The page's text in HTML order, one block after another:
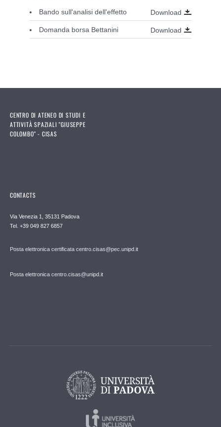
Bando sull'analisi dell'effetto Download
Domanda borsa Bettanini Download
CENTRO DI ATENEO DI STUDI E
ATTIVITÀ SPAZIALI "GIUSEPPE
COLOMBO" - CISAS
CONTACTS
Via Venezia 1, 35131 Padova
Tel. +39 049 827 6857
Posta elettronica certificata centro.cisas@pec.unipd.it
Posta elettronica centro.cisas@unipd.it